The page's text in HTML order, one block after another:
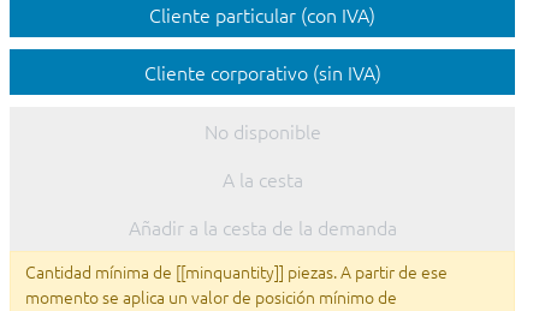
Cliente particular (con IVA)
Cliente corporativo (sin IVA)
No disponible
A la cesta
Añadir a la cesta de la demanda
Cantidad mínima de [[minquantity]] piezas. A partir de ese
momento se aplica un valor de posición mínimo de